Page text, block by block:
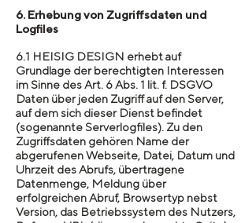
6. Erhebung von Zugriffsdaten und
Logfiles
6.1 HEISIG DESIGN erhebt auf
Grundlage der berechtigten Interessen
im Sinne des Art. 6 Abs. 1 lit. f. DSGVO
Daten über jeden Zugriff auf den Server,
auf dem sich dieser Dienst befindet
(sogenannte Serverlogfiles). Zu den
Zugriffsdaten gehören Name der
abgerufenen Webseite, Datei, Datum und
Uhrzeit des Abrufs, übertragene
Datenmenge, Meldung über
erfolgreichen Abruf, Browsertyp nebst
Version, das Betriebssystem des Nutzers,